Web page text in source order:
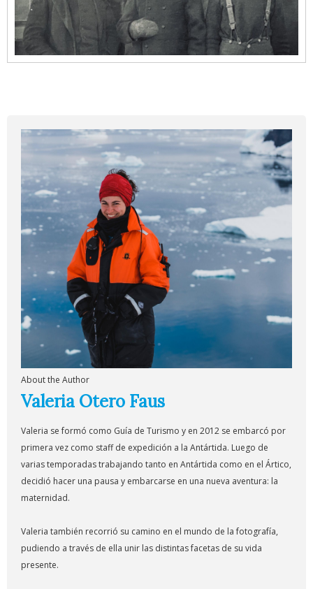
About the Author
Valeria Otero Faus
Valeria se formó como Guía de Turismo y en 2012 se embarcó por
primera vez como staff de expedición a la Antártida. Luego de
varias temporadas trabajando tanto en Antártida como en el Ártico,
decidió hacer una pausa y embarcarse en una nueva aventura: la
maternidad.
Valeria también recorrió su camino en el mundo de la fotografía,
pudiendo a través de ella unir las distintas facetas de su vida
presente.